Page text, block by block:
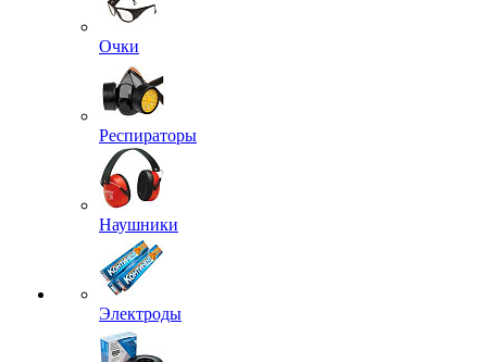
Очки
Респираторы
Наушники
Электроды